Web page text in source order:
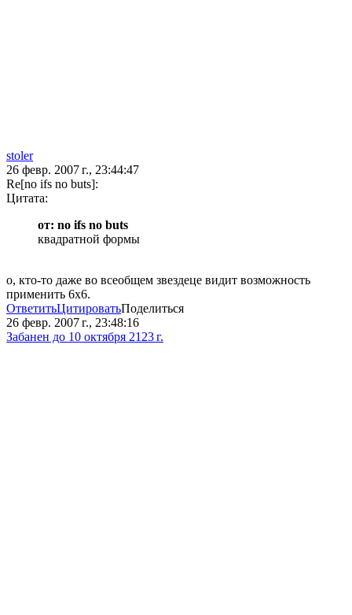
stoler
26 февр. 2007 г., 23:44:47
Re[no ifs no buts]:
Цитата:
от: no ifs no buts
квадратной формы
о, кто-то даже во всеобщем звездеце видит возможность
применить 6х6.
ОтветитьЦитироватьПоделиться
26 февр. 2007 г., 23:48:16
Забанен до 10 октября 2123 г.